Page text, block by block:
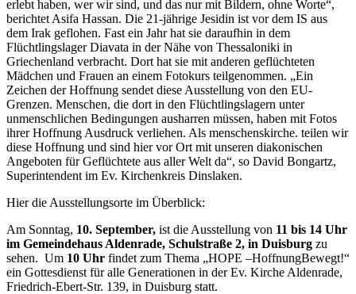
erlebt haben, wer wir sind, und das nur mit Bildern, ohne Worte“,
berichtet Asifa Hassan. Die 21-jährige Jesidin ist vor dem IS aus
dem Irak geflohen. Fast ein Jahr hat sie daraufhin in dem
Flüchtlingslager Diavata in der Nähe von Thessaloniki in
Griechenland verbracht. Dort hat sie mit anderen geflüchteten
Mädchen und Frauen an einem Fotokurs teilgenommen. „Ein
Zeichen der Hoffnung sendet diese Ausstellung von den EU-
Grenzen. Menschen, die dort in den Flüchtlingslagern unter
unmenschlichen Bedingungen ausharren müssen, haben mit Fotos
ihrer Hoffnung Ausdruck verliehen. Als menschenskirche. teilen wir
diese Hoffnung und sind hier vor Ort mit unseren diakonischen
Angeboten für Geflüchtete aus aller Welt da“, so David Bongartz,
Superintendent im Ev. Kirchenkreis Dinslaken.
Hier die Ausstellungsorte im Überblick:
Am Sonntag, 10. September, ist die Ausstellung von 11 bis 14 Uhr
im Gemeindehaus Aldenrade, Schulstraße 2, in Duisburg zu
sehen. Um 10 Uhr findet zum Thema „HOPE –HoffnungBewegt!“
ein Gottesdienst für alle Generationen in der Ev. Kirche Aldenrade,
Friedrich-Ebert-Str. 139, in Duisburg statt.